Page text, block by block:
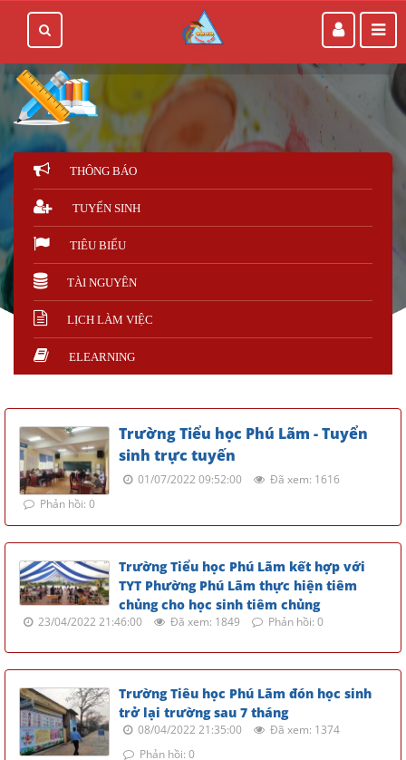
THÔNG BÁO
TUYỂN SINH
TIÊU BIỂU
TÀI NGUYÊN
LỊCH LÀM VIỆC
ELEARNING
Trường Tiểu học Phú Lãm - Tuyển
sinh trực tuyến
01/07/2022 09:52:00
Đã xem: 1616
Phản hồi: 0
Trường Tiểu học Phú Lãm kết hợp với
TYT Phường Phú Lãm thực hiện tiêm
chủng cho học sinh tiêm chủng
23/04/2022 21:46:00 Đã xem: 1849 Phản hồi: 0
Trường Tiêu học Phú Lãm đón học sinh
trở lại trường sau 7 tháng
08/04/2022 21:35:00
Đã xem: 1374
Phản hồi: 0